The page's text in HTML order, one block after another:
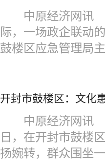
中原经济网讯
际，一场政企联动
鼓楼区应急管理局
开封市鼓楼区：文化
中原经济网讯 “
日，在开封市鼓楼
扬婉转，群众围坐